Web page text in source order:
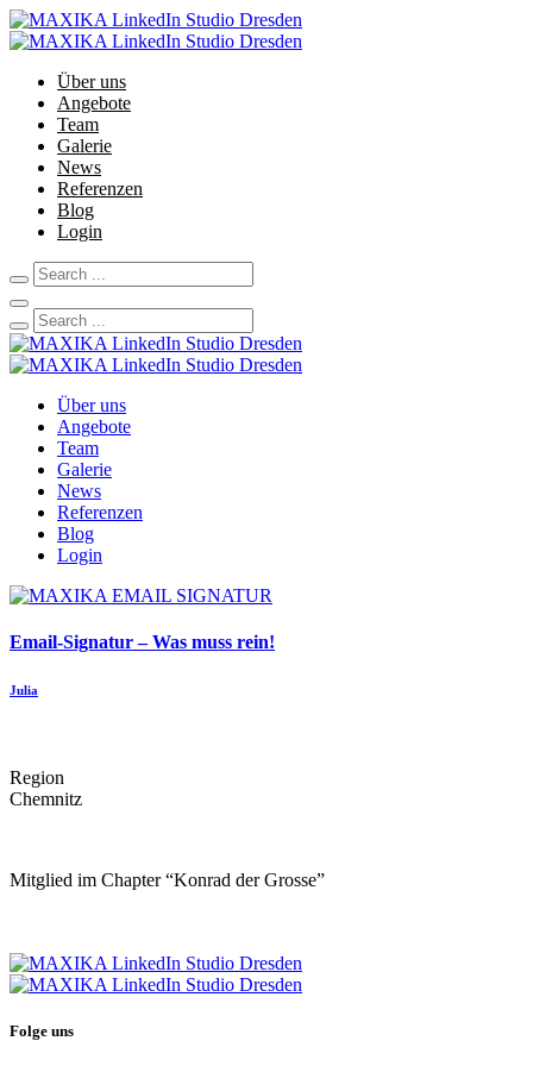
Über uns
Angebote
Team
Galerie
News
Referenzen
Blog
Login
Über uns
Angebote
Team
Galerie
News
Referenzen
Blog
Login
Email-Signatur – Was muss rein!
Julia
Region
Chemnitz
Mitglied im Chapter “Konrad der Grosse”
Folge uns